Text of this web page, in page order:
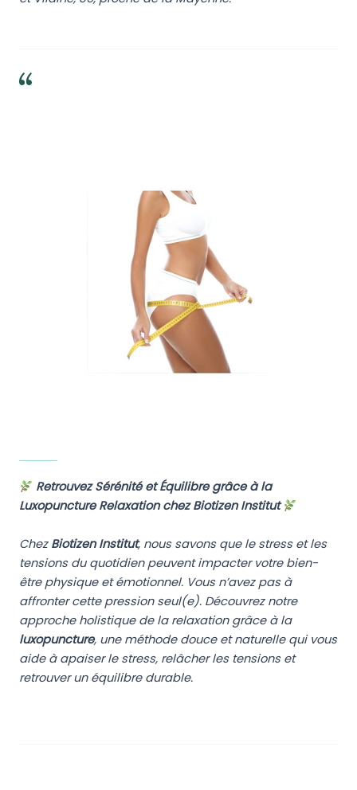
Retrouvez Sérénité et Équilibre grâce à la
Luxopuncture Relaxation chez Biotizen Institut
Chez Biotizen Institut, nous savons que le stress et les
tensions du quotidien peuvent impacter votre bien-
être physique et émotionnel. Vous n’avez pas à
affronter cette pression seul(e). Découvrez notre
approche holistique de la relaxation grâce à la
luxopuncture, une méthode douce et naturelle qui vous
aide à apaiser le stress, relâcher les tensions et
retrouver un équilibre durable.